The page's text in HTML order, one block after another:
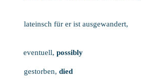
lateinsch für er ist ausgewandert,
eventuell, possibly
gestorben, died